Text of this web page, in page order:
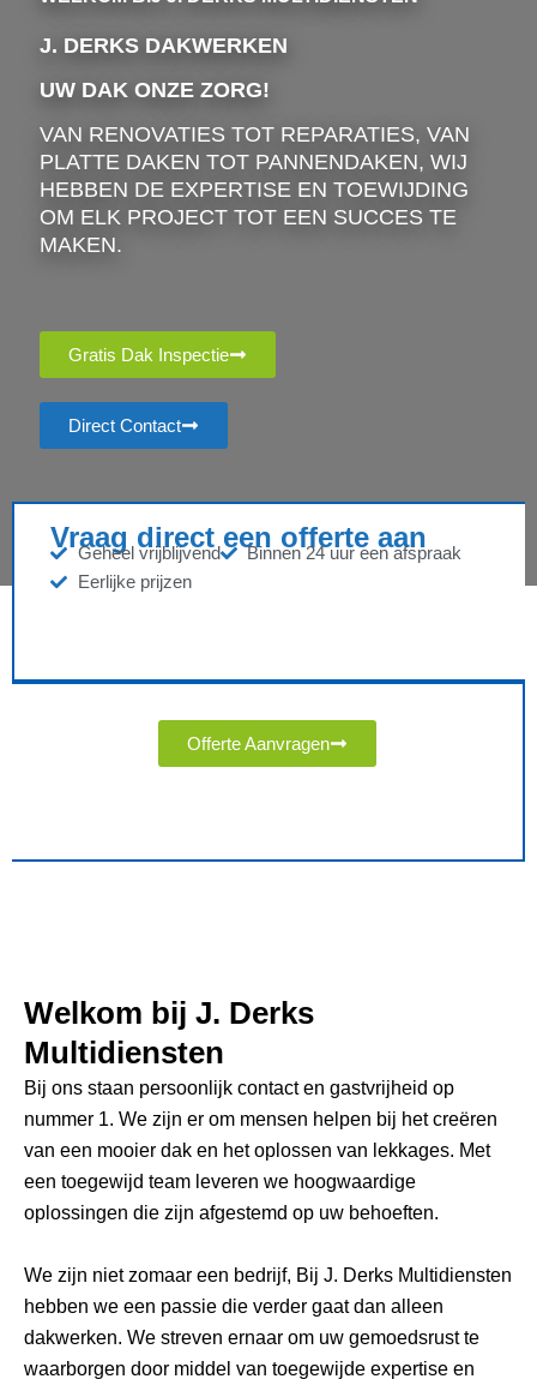
J. DERKS DAKWERKEN
UW DAK ONZE ZORG!
VAN RENOVATIES TOT REPARATIES, VAN
PLATTE DAKEN TOT PANNENDAKEN, WIJ
HEBBEN DE EXPERTISE EN TOEWIJDING
OM ELK PROJECT TOT EEN SUCCES TE
MAKEN.
Gratis Dak Inspectie
Direct Contact
Vraag direct een offerte aan
Geheel vrijblijvend
Binnen 24 uur een afspraak
Eerlijke prijzen
Offerte Aanvragen
Welkom bij J. Derks
Multidiensten
Bij ons staan persoonlijk contact en gastvrijheid op
nummer 1. We zijn er om mensen helpen bij het creëren
van een mooier dak en het oplossen van lekkages. Met
een toegewijd team leveren we hoogwaardige
oplossingen die zijn afgestemd op uw behoeften.
We zijn niet zomaar een bedrijf, Bij J. Derks Multidiensten
hebben we een passie die verder gaat dan alleen
dakwerken. We streven ernaar om uw gemoedsrust te
waarborgen door middel van toegewijde expertise en